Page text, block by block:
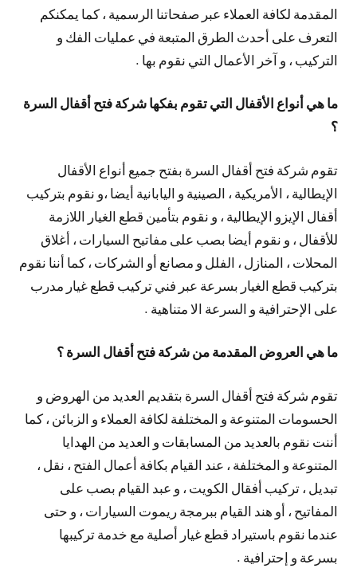
المقدمة لكافة العملاء عبر صفحاتنا الرسمية ، كما يمكنكم
التعرف على أحدث الطرق المتبعة في عمليات الفك و
التركيب ، و آخر الأعمال التي نقوم بها .
ما هي أنواع الأقفال التي تقوم بفكها شركة فتح أقفال السرة
؟
تقوم شركة فتح أقفال السرة بفتح جميع أنواع الأقفال
الإيطالية ، الأمريكية ، الصينية و اليابانية أيضا ،و نقوم بتركيب
أقفال الإيزو الإيطالية ، و نقوم بتأمين قطع الغيار اللازمة
للأقفال ، و نقوم أيضا بصب على مفاتيح السيارات ، أغلاق
المحلات ، المنازل ، الفلل و مصانع أو الشركات ، كما أننا نقوم
بتركيب قطع الغيار بسرعة عبر فني تركيب قطع غيار مدرب
على الإحترافية و السرعة الا متناهية .
ما هي العروض المقدمة من شركة فتح أقفال السرة ؟
تقوم شركة فتح أقفال السرة بتقديم العديد من الهروض و
الحسومات المتنوعة و المختلفة لكافة العملاء و الزبائن ، كما
أننت نقوم بالعديد من المسابقات و العديد من الهدايا
المتنوعة و المختلفة ، عند القيام بكافة أعمال الفتح ، نقل ،
تبديل ، تركيب أفقال الكويت ، و عبد القيام بصب على
المفاتيح ، أو هند القيام ببرمجة ريموت السيارات ، و حتى
عندما نقوم باستيراد قطع غيار أصلية مع خدمة تركيبها
بسرعة و إحترافية .